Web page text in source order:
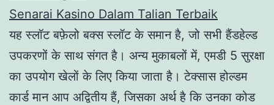
Senarai Kasino Dalam Talian Terbaik
यह स्लॉट बफ़ेलो बक्स स्लॉट के समान है, जो सभी हैंडहेल्ड
उपकरणों के साथ संगत है। अन्य मुकाबलों में, एमडी 5 सुरक्षा
का उपयोग खेलों के लिए किया जाता है। टेक्सास होल्डम
कार्ड मान आप अद्वितीय हैं, जिसका अर्थ है कि उनका कोड